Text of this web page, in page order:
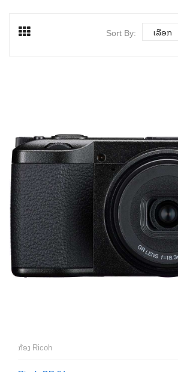
Sort By: ເລືອກ
ກ້ອງ Ricoh